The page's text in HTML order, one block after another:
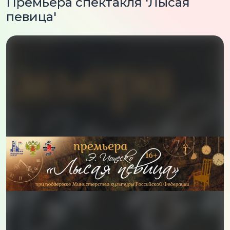
певица'